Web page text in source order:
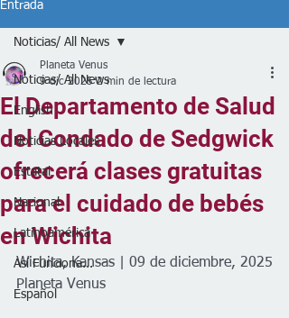
Entrada
Noticias/ All News
English
Noticias Locales
Estatal
Nacional
Latinoamérica
Así Funciona...
Español
Noticias/ All News
El Departamento de Salud
del Condado de Sedgwick
ofrecerá clases gratuitas
para el cuidado de bebés
en Wichita
Planeta Venus
9 dic 2025 2 min de lectura
Wichita, Kansas | 09 de diciembre, 2025
Planeta Venus